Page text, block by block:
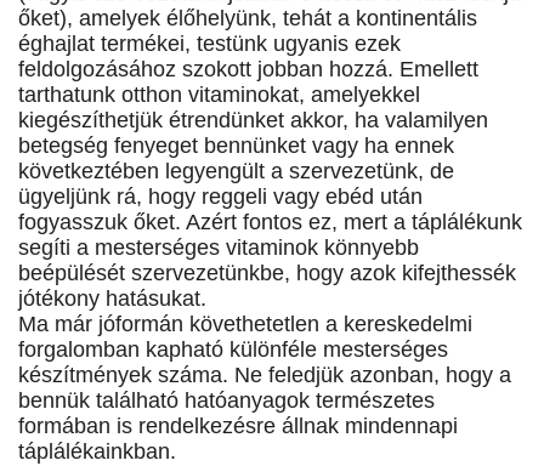
őket), amelyek élőhelyünk, tehát a kontinentális
éghajlat termékei, testünk ugyanis ezek
feldolgozásához szokott jobban hozzá. Emellett
tarthatunk otthon vitaminokat, amelyekkel
kiegészíthetjük étrendünket akkor, ha valamilyen
betegség fenyeget bennünket vagy ha ennek
következtében legyengült a szervezetünk, de
ügyeljünk rá, hogy reggeli vagy ebéd után
fogyasszuk őket. Azért fontos ez, mert a táplálékunk
segíti a mesterséges vitaminok könnyebb
beépülését szervezetünkbe, hogy azok kifejthessék
jótékony hatásukat.
Ma már jóformán követhetetlen a kereskedelmi
forgalomban kapható különféle mesterséges
készítmények száma. Ne feledjük azonban, hogy a
bennük található hatóanyagok természetes
formában is rendelkezésre állnak mindennapi
táplálékainkban.